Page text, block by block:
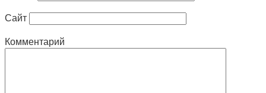
Сайт
Комментарий